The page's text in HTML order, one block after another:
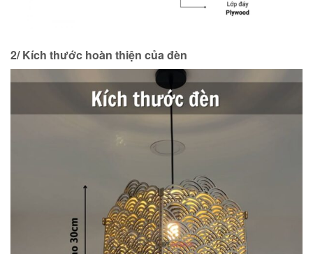
2/ Kích thước hoàn thiện của đèn